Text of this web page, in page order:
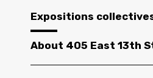
Expositions
About 405 East 13th